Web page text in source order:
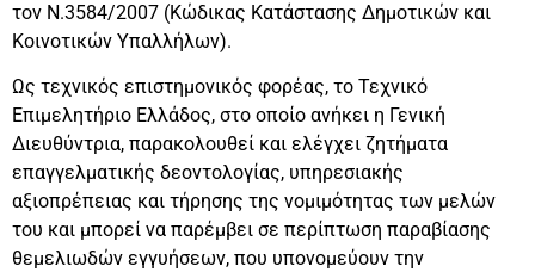
τον Ν.3584/2007 (Κώδικας Κατάστασης Δημοτικών και
Κοινοτικών Υπαλλήλων).
Ως τεχνικός επιστημονικός φορέας, το Τεχνικό
Επιμελητήριο Ελλάδος, στο οποίο ανήκει η Γενική
Διευθύντρια, παρακολουθεί και ελέγχει ζητήματα
επαγγελματικής δεοντολογίας, υπηρεσιακής
αξιοπρέπειας και τήρησης της νομιμότητας των μελών
του και μπορεί να παρέμβει σε περίπτωση παραβίασης
θεμελιωδών εγγυήσεων, που υπονομεύουν την